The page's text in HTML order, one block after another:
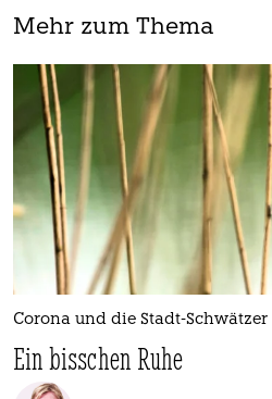
Mehr zum Thema
Corona und die Stadt-Schwätzer
Ein bisschen Ruhe